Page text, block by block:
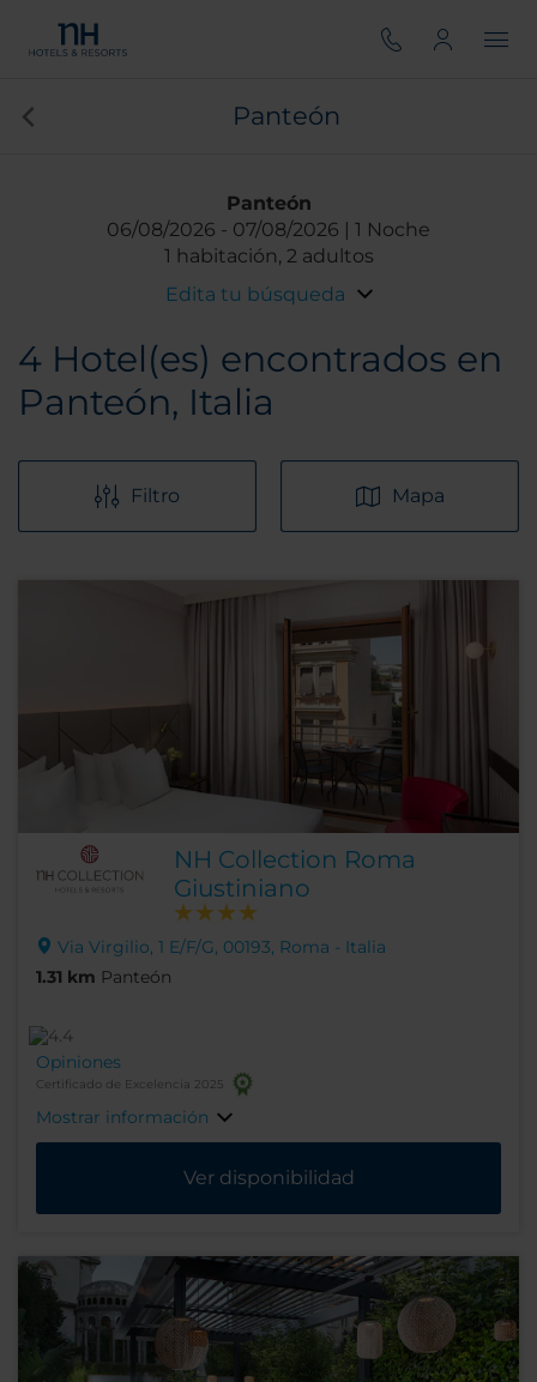
Panteón
Panteón
06/08/2026
07/08/2026
1 Noche
1 habitación, 2 adultos
Edita tu búsqueda
4 Hotel(es) encontrados en
Panteón, Italia
Filtro Mapa
NH Collection Roma
Giustiniano
Via Virgilio, 1 E/F/G, 00193, Roma - Italia
1.31 km Panteón
Opiniones
Certificado de Excelencia 2025
Mostrar información
Ver disponibilidad